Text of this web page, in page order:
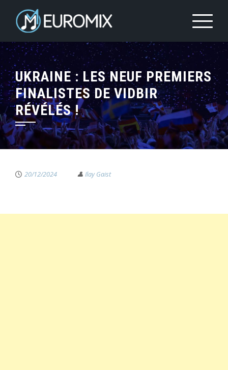
UKRAINE : LES NEUF PREMIERS
FINALISTES DE VIDBIR
RÉVÉLÉS !
20/12/2024